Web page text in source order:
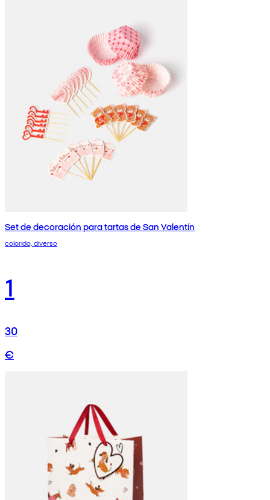
Set de decoración para tartas de San Valentín
colorido, diverso
1
30
€